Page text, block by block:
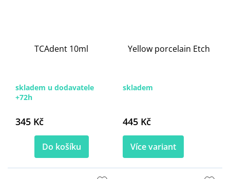
TCAdent 10ml
skladem u dodavatele
+72h
345 Kč
Do košíku
Yellow porcelain Etch
skladem
445 Kč
Více variant